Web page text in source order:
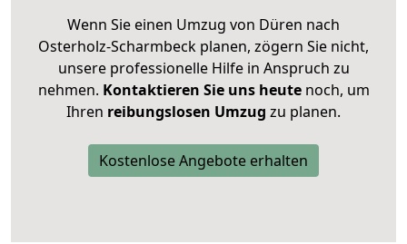
Wenn Sie einen Umzug von Düren nach
Osterholz-Scharmbeck planen, zögern Sie nicht,
unsere professionelle Hilfe in Anspruch zu
nehmen. Kontaktieren Sie uns heutenoch, um
Ihren reibungslosen Umzug zu planen.
Kostenlose Angebote erhalten